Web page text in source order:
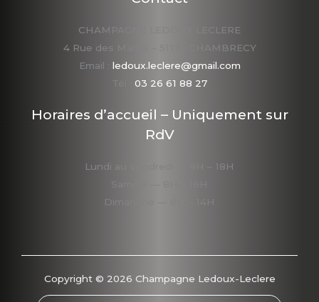
CHAMPAGNE LEDOUX LECLERE
4 Rue des Marais – 51170 CHAMBRECY
Email : ledoux.leclere@gmail.com
Tél : 03 26 61 88 27
Horaires d’accueil – Uniquement sur
RdV
Lundi au Vendredi — 8H – 18H
Samedi — 8H – 16H
Dimanche — 8H – 14H
Copyright © 2026 Champagne Ledoux-Leclere